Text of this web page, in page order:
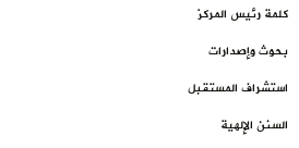
كلمة رئيس المركز
بحوث وإصدارات
استشراف المستقبل
السنن الإلهية